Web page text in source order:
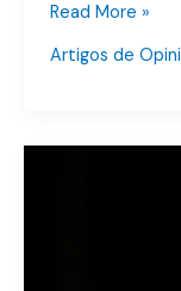
Read More »
Artigos de